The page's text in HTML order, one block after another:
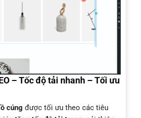
– Tốc độ tải nhanh – Tối ưu
cúng được tối ưu theo các tiêu